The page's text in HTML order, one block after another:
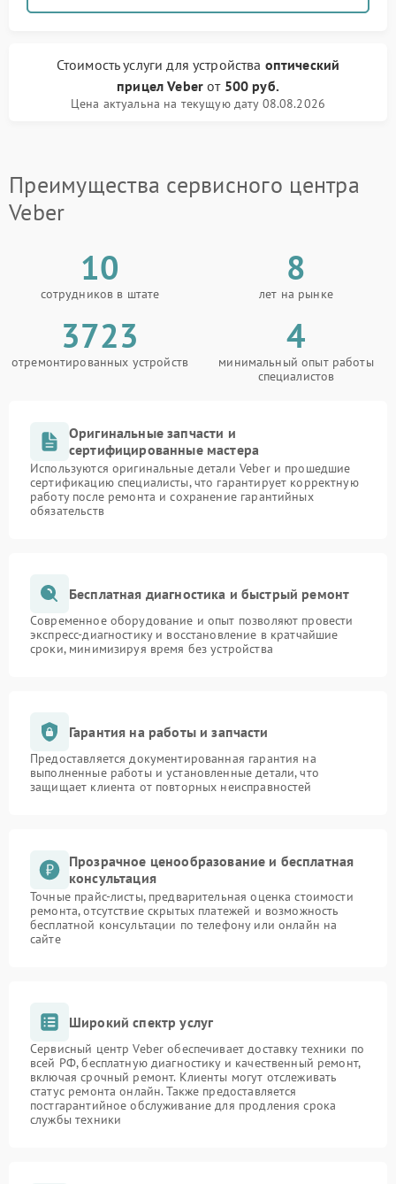
Стоимость услугидля устройства оптический
прицел Veber от 500 руб.
Цена актуальна на текущую дату 08.08.2026
Преимущества сервисного центра
Veber
10
сотрудников в штате
8
лет на рынке
3723
отремонтированных устройств
4
минимальный опыт работы
специалистов
Оригинальные запчасти и
сертифицированные мастера
Используются оригинальные детали Veber и прошедшие
сертификацию специалисты, что гарантирует корректную
работу после ремонта и сохранение гарантийных
обязательств
Бесплатная диагностика и быстрый ремонт
Современное оборудование и опыт позволяют провести
экспресс-диагностику и восстановление в кратчайшие
сроки, минимизируя время без устройства
Гарантия на работы и запчасти
Предоставляется документированная гарантия на
выполненные работы и установленные детали, что
защищает клиента от повторных неисправностей
Прозрачное ценообразование и бесплатная
консультация
Точные прайс-листы, предварительная оценка стоимости
ремонта, отсутствие скрытых платежей и возможность
бесплатной консультации по телефону или онлайн на
сайте
Широкий спектр услуг
Сервисный центр Veber обеспечивает доставку техники по
всей РФ, бесплатную диагностику и качественный ремонт,
включая срочный ремонт. Клиенты могут отслеживать
статус ремонта онлайн. Также предоставляется
постгарантийное обслуживание для продления срока
службы техники